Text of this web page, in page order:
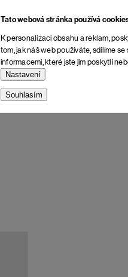
Tato webová stránka používá
K personalizaci obsahu a reklam,
tom, jak náš web používáte, sdílíme
informacemi, které jste jim poskytli
Nastavení
Souhlasím